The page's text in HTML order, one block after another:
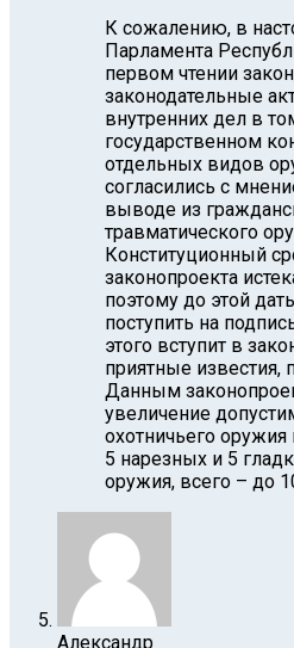
К сожалению, в
Парламента
первом чтении
законодательные
внутренних дел в
государственном
отдельных видов
согласились с
выводе из
травматического
Конституционный
законопроекта
поэтому до этой
поступить на
этого вступит в
приятные известия,
Данным
увеличение
охотничьего
5 нарезных и 5
оружия, всего – до
Александр